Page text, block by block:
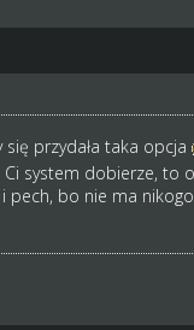
przydała taka opcja
system dobierze, to
bo nie ma